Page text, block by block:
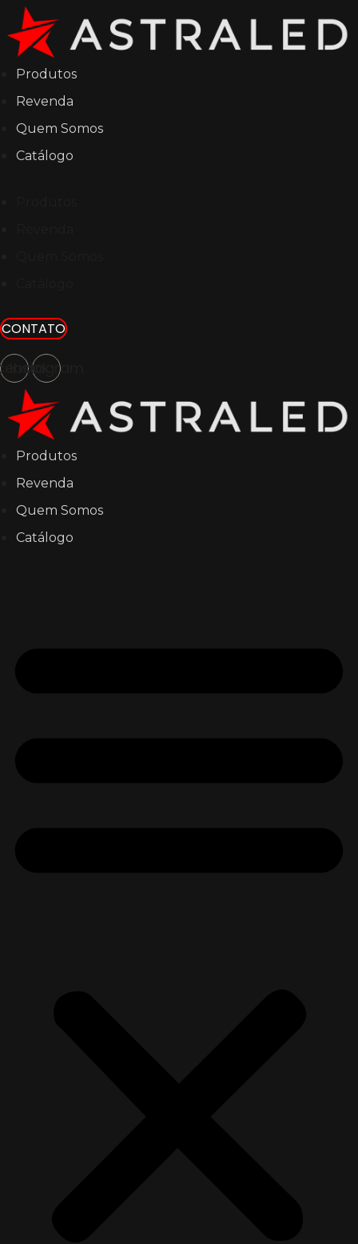
Produtos
Revenda
Quem Somos
Catálogo
CONTATO
Instagram
Produtos
Revenda
Quem Somos
Catálogo